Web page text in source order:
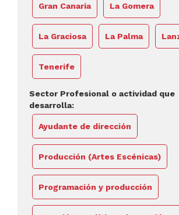
Gran Canaria La Gomera
La Graciosa La Palma
Tenerife
Sector Profesional o actividad que
desarrolla:
Ayudante de dirección
Producción (Artes Escénicas)
Programación y producción